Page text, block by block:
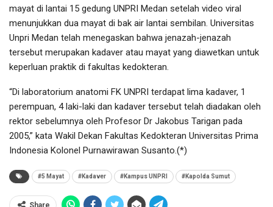
mayat di lantai 15 gedung UNPRI Medan setelah video viral
menunjukkan dua mayat di bak air lantai sembilan. Universitas
Unpri Medan telah menegaskan bahwa jenazah-jenazah
tersebut merupakan kadaver atau mayat yang diawetkan untuk
keperluan praktik di fakultas kedokteran.
“Di laboratorium anatomi FK UNPRI terdapat lima kadaver, 1
perempuan, 4 laki-laki dan kadaver tersebut telah diadakan oleh
rektor sebelumnya oleh Profesor Dr Jakobus Tarigan pada
2005,” kata Wakil Dekan Fakultas Kedokteran Universitas Prima
Indonesia Kolonel Purnawirawan Susanto.(*)
#5 Mayat #Kadaver #Kampus UNPRI #Kapolda Sumut
Share